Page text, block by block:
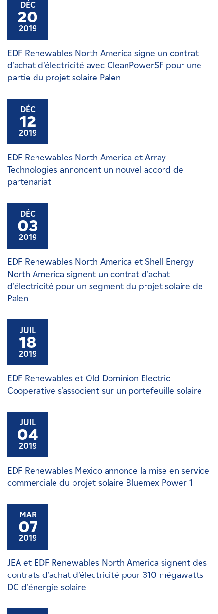
DÉC
20
2019
EDF Renewables North America signe un contrat
d'achat d'électricité avec CleanPowerSF pour une
partie du projet solaire Palen
DÉC
12
2019
EDF Renewables North America et Array
Technologies annoncent un nouvel accord de
partenariat
DÉC
03
2019
EDF Renewables North America et Shell Energy
North America signent un contrat d'achat
d'électricité pour un segment du projet solaire de
Palen
JUIL
18
2019
EDF Renewables et Old Dominion Electric
Cooperative s'associent sur un portefeuille solaire
JUIL
04
2019
EDF Renewables Mexico annonce la mise en service
commerciale du projet solaire Bluemex Power 1
MAR
07
2019
JEA et EDF Renewables North America signent des
contrats d'achat d'électricité pour 310 mégawatts
DC d'énergie solaire